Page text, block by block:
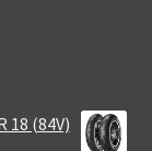
18 (84V)